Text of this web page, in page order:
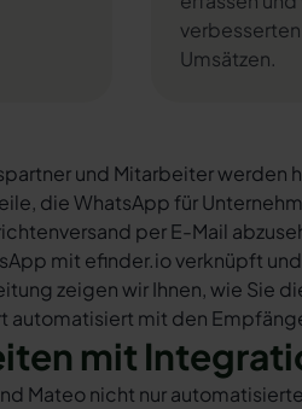
Umsätzen.
und Mitarbeiter werden
die WhatsApp für
per E-Mail
mit efinder.io verknüpft
zeigen wir Ihnen, wie Sie
automatisiert mit den
mit
Mateo nicht nur